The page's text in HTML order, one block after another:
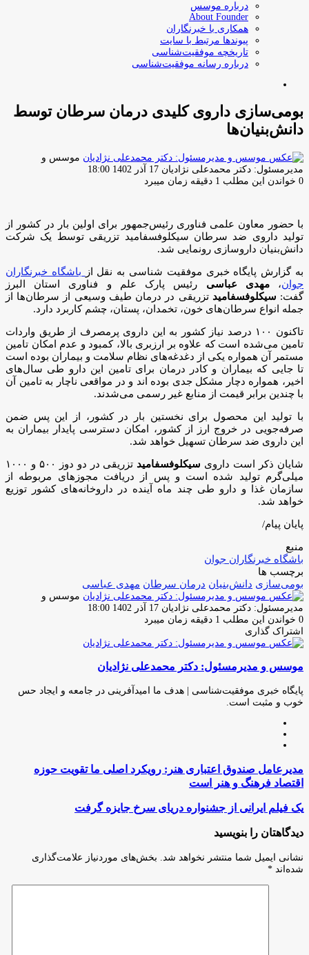
درباره موسس
About Founder
همکاری با خبرنگاران
پیوندها مرتبط با سایت
تاریخچه موفقیت‌شناسی
درباره رسانه موفقیت‌شناسی
بومی‌سازی داروی کلیدی درمان سرطان توسط
دانش‌بنیان‌ها
موسس و
مدیرمسئول: دکتر محمدعلی نژادیان ارسال
ایمیل
17 آذر 1402 18:00
0 خواندن این مطلب 1 دقیقه زمان میبرد
با حضور معاون علمی فناوری رئیس‌جمهور برای اولین بار در کشور از
تولید داروی ضد سرطان سیکلوفسفامید تزریقی توسط یک شرکت
دانش‌بنیان داروسازی رونمایی شد.
به گزارش پایگاه خبری موفقیت شناسی به نقل از
باشگاه خبرنگاران
جوان،مهدی عباسی رئیس پارک علم و فناوری استان البرز
گفت: سیکلوفسفامید تزریقی در درمان طیف وسیعی از سرطان‌ها از
جمله انواع سرطان‌های خون، تخمدان، پستان، چشم کاربرد دارد.
تاکنون ۱۰۰ درصد نیاز کشور به این داروی پرمصرف از طریق واردات
تامین می‌شده است که علاوه بر ارزبری بالا، کمبود و عدم امکان تامین
مستمر آن همواره یکی از دغدغه‌های نظام سلامت و بیماران بوده است
تا جایی که بیماران و کادر درمان برای تامین این دارو طی سال‌های
اخیر، همواره دچار مشکل جدی بوده اند و در مواقعی ناچار به تامین آن
با چندین برابر قیمت از منابع غیر رسمی می‌شدند.
با تولید این محصول برای نخستین بار در کشور، از این پس ضمن
صرفه‌جویی در خروج ارز از کشور، امکان دسترسی پایدار بیماران به
این داروی ضد سرطان تسهیل خواهد شد.
شایان ذکر است داروی سیکلوفسفامید
تزریقی در دو دوز ۵۰۰ و ۱۰۰۰
میلی‌گرم تولید شده است و پس از دریافت مجوز‌های مربوطه از
سازمان غذا و دارو طی چند ماه آینده در داروخانه‌های کشور توزیع
خواهد شد.
پایان پیام/
منبع
باشگاه خبرنگاران جوان
برچسب ها
بومی‌سازی دانش‌بنیان‌ درمان سرطان مهدی عباسی
موسس و
مدیرمسئول: دکتر محمدعلی نژادیان ارسال
ایمیل
17 آذر 1402 18:00
0 خواندن این مطلب 1 دقیقه زمان میبرد
اشتراک گذاری
فیس
توئیتر
لینکدین
واتس
تلگرام
اشتراک
از
ایمیل
چاپ
موسس و مدیرمسئول: دکتر محمدعلی نژادیان
پایگاه خبری موفقیت‌شناسی | هدف ما امیدآفرینی در جامعه و ایجاد حس
خوب و مثبت است.
مديرعامل
صندوق
اعتباری
هنر:
رویکرد
اصلی
ما
حوزه
اقتصاد
مديرعامل صندوق اعتباری هنر: رویکرد اصلی ما تقویت حوزه
اقتصاد فرهنگ و هنر است
یک
ایرانی
جشنواره
دریای
یک فیلم ایرانی از جشنواره دریای سرخ جایزه گرفت
دیدگاهتان را بنویسید
نشانی ایمیل شما منتشر نخواهد شد.
بخش‌های موردنیاز علامت‌گذاری
شده‌اند *